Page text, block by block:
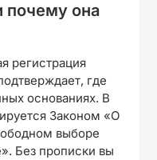
почему она
регистрация
где
основаниях. В
Законом «О
выборе
Без прописки вы